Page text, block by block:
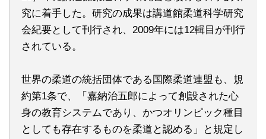
究に着手した。研究の成果は講道館柔道科学研究
会紀要として刊行され、2009年には12輯目が刊行
されている。
世界の柔道の統括団体である国際柔道連盟も、規
約第1条で、「嘉納治五郎によって創設された心
身の教育システムであり、かつオリンピック種目
としても存在するものを柔道と認める」と規定し